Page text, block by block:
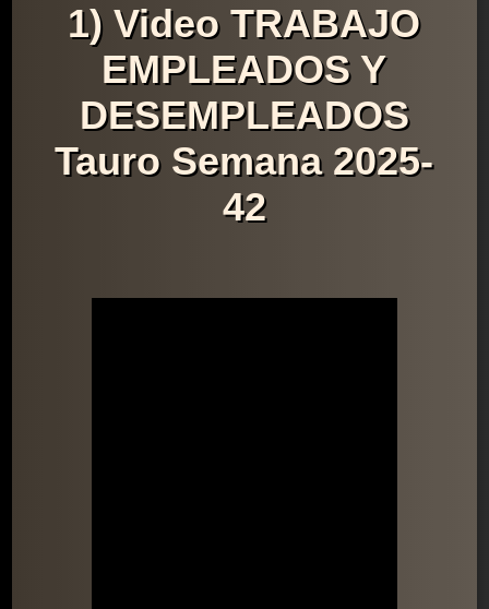
1) Video TRABAJO
EMPLEADOS Y
DESEMPLEADOS
Tauro Semana 2025-
42